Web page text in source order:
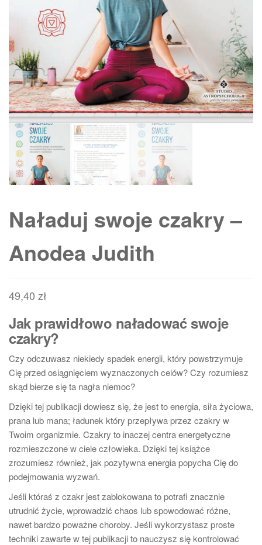
Naładuj swoje czakry –
Anodea Judith
49,40 zł
Jak prawidłowo naładować swoje
czakry?
Czy odczuwasz niekiedy spadek energii, który powstrzymuje
Cię przed osiągnięciem wyznaczonych celów? Czy rozumiesz
skąd bierze się ta nagła niemoc?
Dzięki tej publikacji dowiesz się, że jest to energia, siła życiowa,
prana lub mana; ładunek który przepływa przez czakry w
Twoim organizmie. Czakry to inaczej centra energetyczne
rozmieszczone w ciele człowieka. Dzięki tej książce
zrozumiesz również, jak pozytywna energia popycha Cię do
podejmowania wyzwań.
Jeśli któraś z czakr jest zablokowana to potrafi znacznie
utrudnić życie, wprowadzić chaos lub spowodować różne,
nawet bardzo poważne choroby. Jeśli wykorzystasz proste
techniki zawarte w tej publikacji to nauczysz się kontrolować